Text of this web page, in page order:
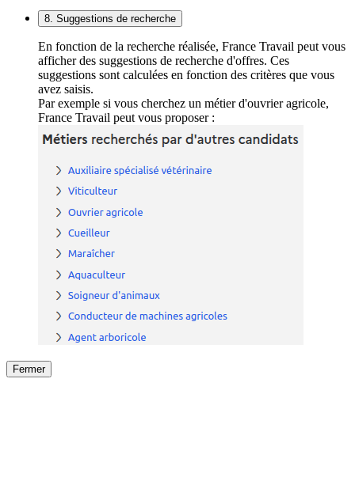
8. Suggestions de recherche
En fonction de la recherche réalisée, France Travail peut vous
afficher des suggestions de recherche d'offres. Ces
suggestions sont calculées en fonction des critères que vous
avez saisis.
Par exemple si vous cherchez un métier d'ouvrier agricole,
France Travail peut vous proposer :
Fermer